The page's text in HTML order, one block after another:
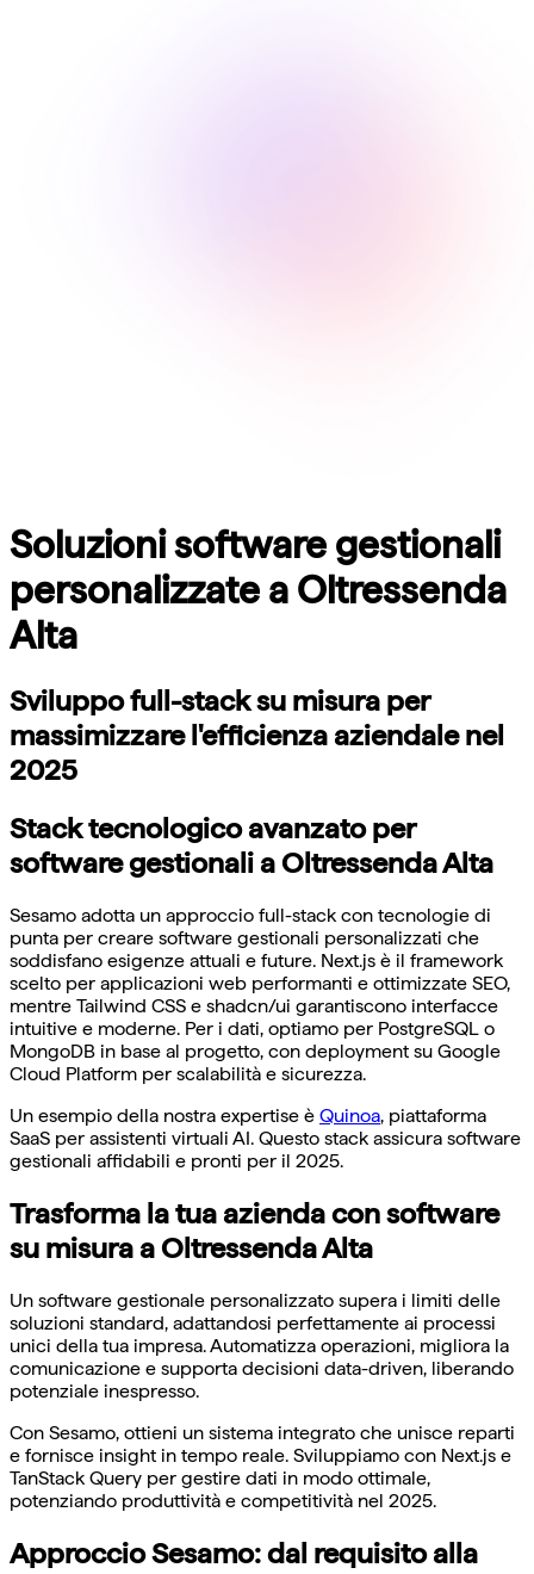
Soluzioni software gestionali
personalizzate a Oltressenda
Alta
Sviluppo full-stack su misura per
massimizzare l'efficienza aziendale nel
2025
Stack tecnologico avanzato per
software gestionali a Oltressenda Alta
Sesamo adotta un approccio full-stack con tecnologie di
punta per creare software gestionali personalizzati che
soddisfano esigenze attuali e future. Next.js è il framework
scelto per applicazioni web performanti e ottimizzate SEO,
mentre Tailwind CSS e shadcn/ui garantiscono interfacce
intuitive e moderne. Per i dati, optiamo per PostgreSQL o
MongoDB in base al progetto, con deployment su Google
Cloud Platform per scalabilità e sicurezza.
Un esempio della nostra expertise è Quinoa, piattaforma
SaaS per assistenti virtuali AI. Questo stack assicura software
gestionali affidabili e pronti per il 2025.
Trasforma la tua azienda con software
su misura a Oltressenda Alta
Un software gestionale personalizzato supera i limiti delle
soluzioni standard, adattandosi perfettamente ai processi
unici della tua impresa. Automatizza operazioni, migliora la
comunicazione e supporta decisioni data-driven, liberando
potenziale inespresso.
Con Sesamo, ottieni un sistema integrato che unisce reparti
e fornisce insight in tempo reale. Sviluppiamo con Next.js e
TanStack Query per gestire dati in modo ottimale,
potenziando produttività e competitività nel 2025.
Approccio Sesamo: dal requisito alla